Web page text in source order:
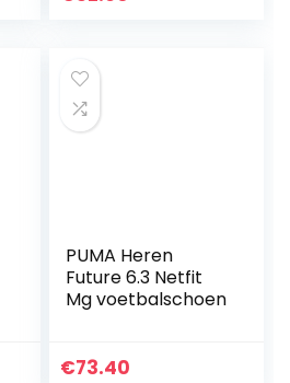
PUMA Heren
Future 6.3 Netfit
Mg voetbalschoen
€73.40